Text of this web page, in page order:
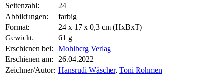
Seitenzahl:
24
Abbildungen:
farbig
Format:
24 x 17 x 0,3 cm (HxBxT)
Gewicht:
61 g
Erschienen bei:
Mohlberg Verlag
Erschienen am:
26.04.2022
Zeichner/Autor: Hansrudi Wäscher, Toni Rohmen